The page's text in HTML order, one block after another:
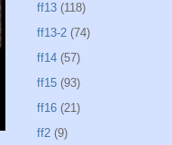
ff13 (118)
ff13-2 (74)
ff14 (57)
ff15 (93)
ff16 (21)
ff2 (9)